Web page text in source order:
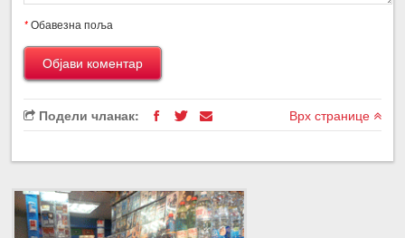
*Обавезна поља
Подели чланак: Врх странице